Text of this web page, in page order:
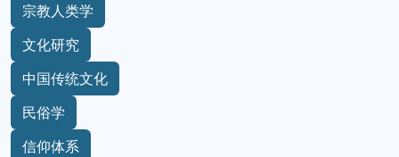
宗教人类学
文化研究
中国传统文化
民俗学
信仰体系